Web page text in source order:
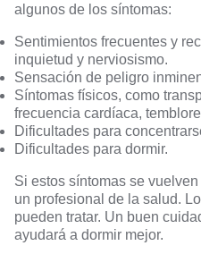
algunos de los síntomas:
Sentimientos frecuentes y
inquietud y nerviosismo.
Sensación de peligro
Síntomas físicos, como
frecuencia cardíaca,
Dificultades para
Dificultades para dormir.
Si estos síntomas se
un profesional de la salud.
pueden tratar. Un buen
ayudará a dormir mejor.